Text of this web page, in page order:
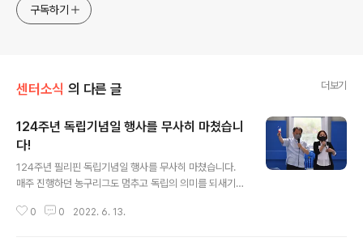
구독하기
센터소식 의 다른 글 더보기
124주년 독립기념일 행사를 무사히 마쳤습니
다!
124주년 필리핀 독립기념일 행사를 무사히 마쳤습니다.
매주 진행하던 농구리그도 멈추고 독립의 의미를 되새기는
준비한 다채로운 프로그램으로 모두가 행복하고 즐거운 시
0 0 2022. 6. 13.